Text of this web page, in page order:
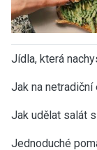
Jídla, která
Jak na
Jak udělat salát
Jednoduché